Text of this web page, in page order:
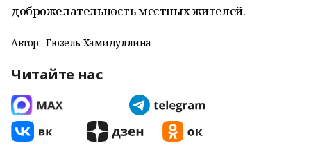
доброжелательность местных жителей.
Автор: Гюзель Хамидуллина
Читайте нас